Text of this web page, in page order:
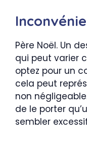
Père Noël. Un
qui peut varier
optez pour un
cela peut
non
de le porter
sembler